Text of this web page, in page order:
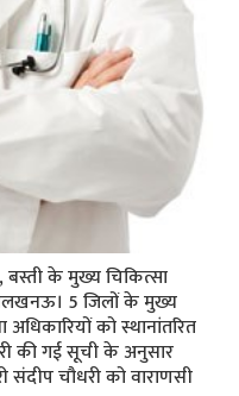
बस्ती के मुख्य चिकित्सा
5 जिलों के मुख्य
अधिकारियों को स्थानांतरित
की गई सूची के अनुसार
संदीप चौधरी को वाराणसी